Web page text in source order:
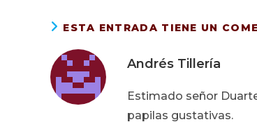
ESTA ENTRADA TIENE UN
Andrés Tillería
Estimado señor
papilas gustativas.